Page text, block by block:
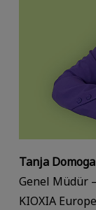
Tanja
Genel Müdür
KIOXIA